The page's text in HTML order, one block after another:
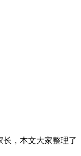
长，本文大家整理了